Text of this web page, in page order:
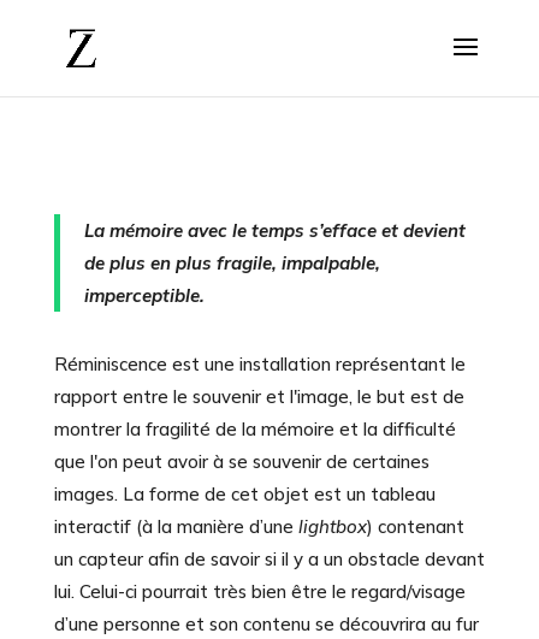
La mémoire avec le temps s’efface et devient
de plus en plus fragile, impalpable,
imperceptible.
Réminiscence est une installation représentant le
rapport entre le souvenir et l'image, le but est de
montrer la fragilité de la mémoire et la difficulté
que l'on peut avoir à se souvenir de certaines
images. La forme de cet objet est un tableau
interactif (à la manière d’une lightbox) contenant
un capteur afin de savoir si il y a un obstacle devant
lui. Celui-ci pourrait très bien être le regard/visage
d’une personne et son contenu se découvrira au fur